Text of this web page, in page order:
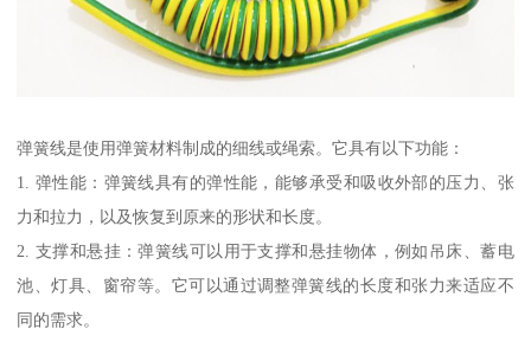
弹簧线是使用弹簧材料制成的细线或绳索。它具有以下功能：
1. 弹性能：弹簧线具有的弹性能，能够承受和吸收外部的压力、张
力和拉力，以及恢复到原来的形状和长度。
2. 支撑和悬挂：弹簧线可以用于支撑和悬挂物体，例如吊床、蓄电
池、灯具、窗帘等。它可以通过调整弹簧线的长度和张力来适应不
同的需求。